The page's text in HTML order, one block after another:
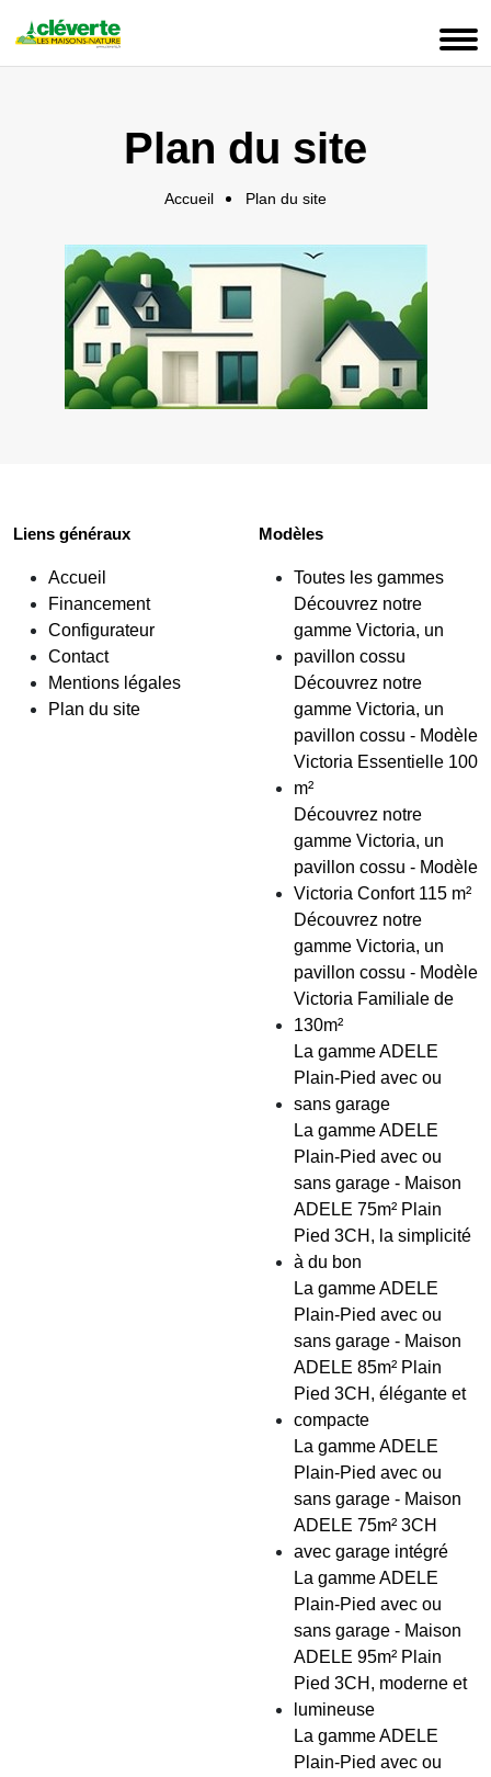
Plan du site
Accueil Plan du site
Liens généraux
Accueil
Financement
Configurateur
Contact
Mentions légales
Plan du site
Modèles
Toutes les gammes
Découvrez notre
gamme Victoria, un
pavillon cossu
Découvrez notre
gamme Victoria, un
pavillon cossu - Modèle
Victoria Essentielle 100
m²
Découvrez notre
gamme Victoria, un
pavillon cossu - Modèle
Victoria Confort 115 m²
Découvrez notre
gamme Victoria, un
pavillon cossu - Modèle
Victoria Familiale de
130m²
La gamme ADELE
Plain-Pied avec ou
sans garage
La gamme ADELE
Plain-Pied avec ou
sans garage - Maison
ADELE 75m² Plain
Pied 3CH, la simplicité
à du bon
La gamme ADELE
Plain-Pied avec ou
sans garage - Maison
ADELE 85m² Plain
Pied 3CH, élégante et
compacte
La gamme ADELE
Plain-Pied avec ou
sans garage - Maison
ADELE 75m² 3CH
avec garage intégré
La gamme ADELE
Plain-Pied avec ou
sans garage - Maison
ADELE 95m² Plain
Pied 3CH, moderne et
lumineuse
La gamme ADELE
Plain-Pied avec ou